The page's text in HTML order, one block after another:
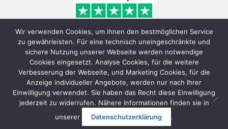
© FunShop Wien - Hochqualitative Elektromobilität 2026
Datenschutzerklärung
Erstellt mit WooCommerce
Wir verwenden Cookies, um ihnen den bestmöglichen Service
zu gewährleisten. Für eine technisch uneingeschränkte und
sichere Nutzung unserer Webseite werden notwendige
Cookies eingesetzt. Analyse Cookies, für die weitere
Verbesserung der Webseite, und Marketing Cookies, für die
Anzeige individueller Angebote, werden nur nach Ihrer
Einwilligung verwendet. Sie haben das Recht diese Einwilligung
jederzeit zu widerrufen. Nähere Informationen finden sie in
unserer
Datenschutzerklärung .